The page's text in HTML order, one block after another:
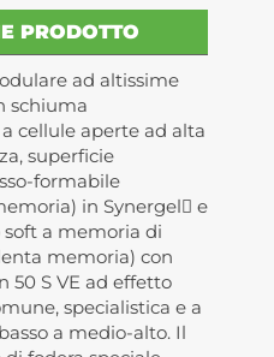
PRODOTTO
ad altissime
schiuma
cellule aperte ad alta
superficie
formabile
in Synergel e
a memoria di
memoria) con
50 S VE ad effetto
specialistica e a
a medio-alto. Il